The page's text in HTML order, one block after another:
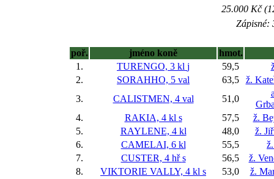
25.000 Kč
Zápisné:
poř. jméno koně
hmot.
1.
TURENGO, 3 kl j 59,5
2.
SORAHHO, 5 val 63,5
ž.
3.
CALISTMEN, 4 val 51,0
4.
RAKIA, 4 kl s 57,5
ž.
5.
RAYLENE, 4 kl 48,0
ž.
6.
CAMELAI, 6 kl 55,5
7.
CUSTER, 4 hřs 56,5
ž.
8.
VIKTORIE VALLY, 4 kl s 53,0
ž.